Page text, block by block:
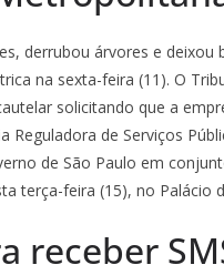
derrubou árvores e deixou
na sexta-feira (11). O
solicitando que a
de Serviços
de São Paulo em
terça-feira (15), no Palácio
receber